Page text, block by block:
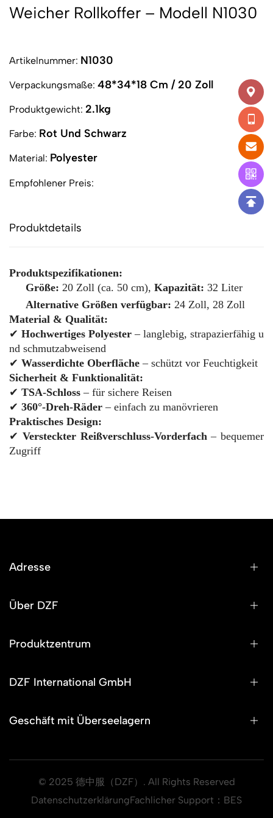
Weicher Rollkoffer – Modell N1030
Artikelnummer: N1030
Verpackungsmaße: 48*34*18 Cm / 20 Zoll
Produktgewicht: 2.1kg
Farbe: Rot Und Schwarz
Material: Polyester
Empfohlener Preis:
Produktdetails
Produktspezifikationen:
Größe: 20 Zoll (ca. 50 cm), Kapazität: 32 Liter
Alternative Größen verfügbar: 24 Zoll, 28 Zoll
Material & Qualität:
✔ Hochwertiges Polyester – langlebig, strapazierfähig u
nd schmutzabweisend
✔ Wasserdichte Oberfläche – schützt vor Feuchtigkeit
Sicherheit & Funktionalität:
✔ TSA-Schloss – für sichere Reisen
✔ 360°-Dreh-Räder – einfach zu manövrieren
Praktisches Design:
✔ Versteckter Reißverschluss-Vorderfach– bequemer
Zugriff
Adresse
Über DZF
Produktzentrum
DZF International GmbH
Geschäft mit Überseelagern
© 2025 德中服（DZF）. All Rights Reserved
DatenschutzerklärungFachlicher Support： BES